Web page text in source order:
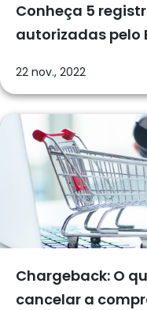
Conheça 5
autorizadas pelo
22 nov., 2022
Chargeback: O
cancelar a